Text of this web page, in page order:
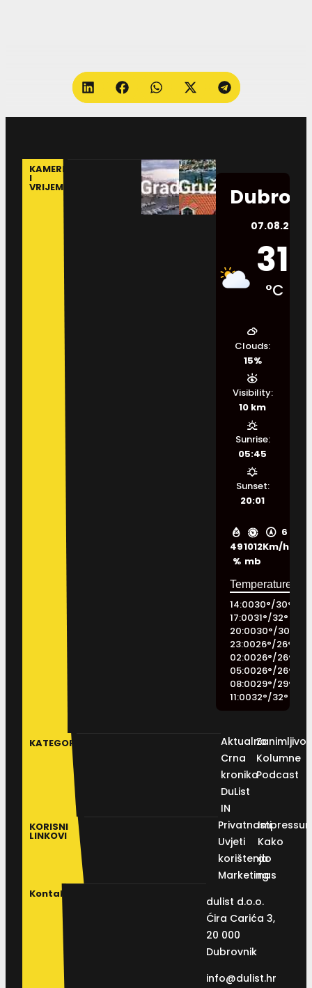
KAMERE
I
VRIJEME
07.08.2026.
31
°C
49
%
1012
mb
6
Km/h
Clouds:
15%
Visibility:
10 km
Sunrise:
05:45
Sunset:
20:01
14:0030°/30°
17:0031°/32°
20:0030°/30
23:0026°/26°
02:0026°/26°
05:0026°/26°
08:0029°/29°
11:0032°/32°
KATEGORIJE
Aktualno
Crna
kronika
DuList
IN
Kolumne
Podcast
KORISNI
LINKOVI
Privatnosti
Uvjeti
korištenja
Marketing
Kako
do
nas
Kontakt
dulist d.o.o.
Ćira Carića 3,
20 000
Dubrovnik
info@dulist.hr